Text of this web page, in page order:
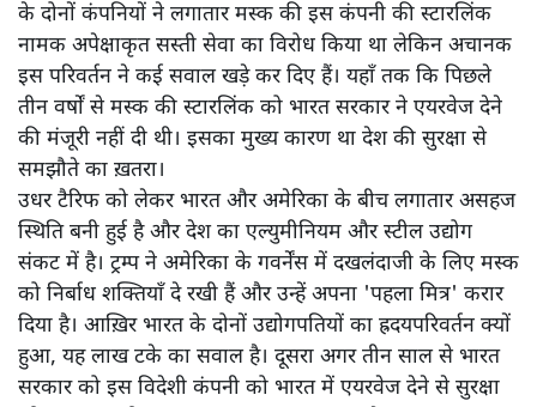
के दोनों कंपनियों ने लगातार मस्क की इस कंपनी की स्टारलिंक
नामक अपेक्षाकृत सस्ती सेवा का विरोध किया था लेकिन अचानक
इस परिवर्तन ने कई सवाल खड़े कर दिए हैं। यहाँ तक कि पिछले
तीन वर्षों से मस्क की स्टारलिंक को भारत सरकार ने एयरवेज देने
की मंजूरी नहीं दी थी। इसका मुख्य कारण था देश की सुरक्षा से
समझौते का ख़तरा।
उधर टैरिफ को लेकर भारत और अमेरिका के बीच लगातार असहज
स्थिति बनी हुई है और देश का एल्युमीनियम और स्टील उद्योग
संकट में है। ट्रम्प ने अमेरिका के गवर्नेंस में दखलंदाजी के लिए मस्क
को निर्बाध शक्तियाँ दे रखी हैं और उन्हें अपना 'पहला मित्र' करार
दिया है। आख़िर भारत के दोनों उद्योगपतियों का ह्रदयपरिवर्तन क्यों
हुआ, यह लाख टके का सवाल है। दूसरा अगर तीन साल से भारत
सरकार को इस विदेशी कंपनी को भारत में एयरवेज देने से सुरक्षा